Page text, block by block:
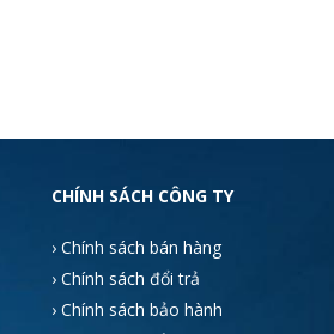
CHÍNH SÁCH CÔNG TY
› Chính sách bán hàng
› Chính sách đổi trả
› Chính sách bảo hành